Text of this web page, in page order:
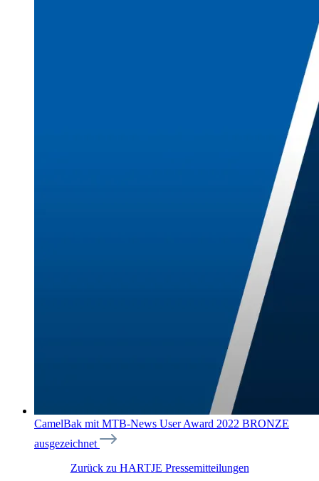
CamelBak mit MTB-News User Award 2022 BRONZE
ausgezeichnet
Zurück zu HARTJE Pressemitteilungen